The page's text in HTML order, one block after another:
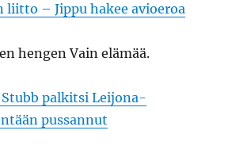
liitto – Jippu hakee avioeroa
hengen Vain elämää.
palkitsi Leijona-
pussannut